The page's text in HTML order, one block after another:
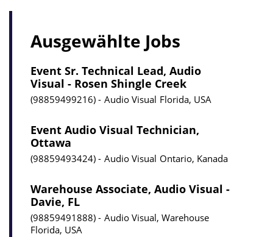
Ausgewählte Jobs
Event Sr. Technical Lead, Audio
Visual - Rosen Shingle Creek
98859499216 Audio Visual Florida, USA
Event Audio Visual Technician,
Ottawa
98859493424 Audio Visual Ontario, Kanada
Warehouse Associate, Audio Visual -
Davie, FL
98859491888
Audio Visual, Warehouse
Florida, USA